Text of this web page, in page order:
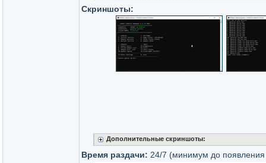
Скриншоты:
Дополнительные скриншоты:
Время раздачи: 24/7 (минимум до